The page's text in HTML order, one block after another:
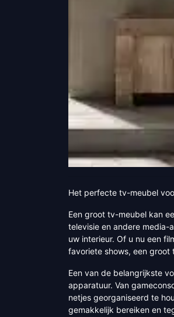
Het perfecte tv-meubel
Een groot tv-meubel kan
televisie en andere media-
uw interieur. Of u nu een
favoriete shows, een
Een van de belangrijkste
apparatuur. Van
netjes georganiseerd te
gemakkelijk bereiken en